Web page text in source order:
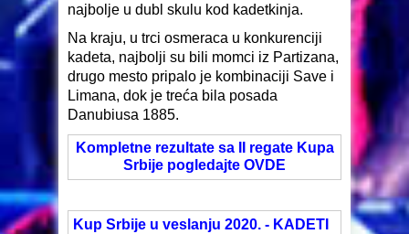
najbolje u dubl skulu kod kadetkinja.
Na kraju, u trci osmeraca u konkurenciji
kadeta, najbolji su bili momci iz Partizana,
drugo mesto pripalo je kombinaciji Save i
Limana, dok je treća bila posada
Danubiusa 1885.
Kompletne rezultate sa II regate Kupa
Srbije pogledajte OVDE
Kup Srbije u veslanju 2020. - KADETI